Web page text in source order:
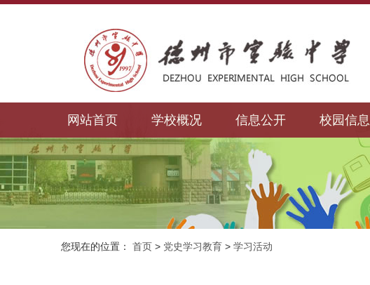
网站首页 学校概况 信息公开 校园信息
您现在的位置： 首页 > 党史学习教育 > 学习活动